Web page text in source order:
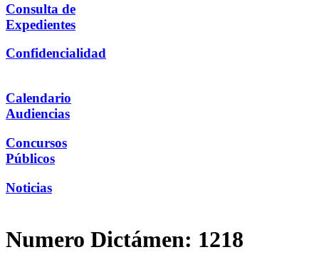
Consulta de
Expedientes
Confidencialidad
Calendario
Audiencias
Concursos
Públicos
Noticias
Numero Dictámen: 1218